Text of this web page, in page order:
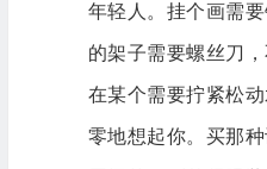
年轻人。挂个画需
的架子需要螺丝刀
在某个需要拧紧松
零地想起你。买那